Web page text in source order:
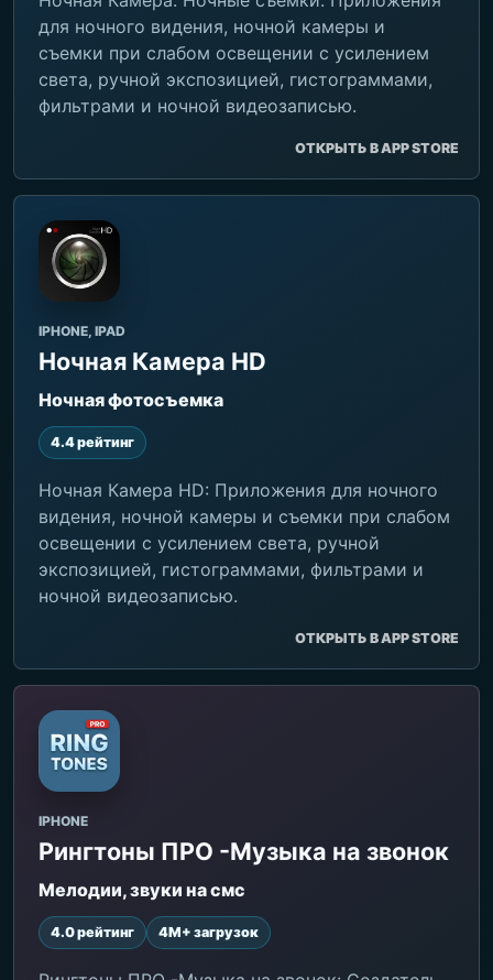
для ночного видения, ночной камеры и
съемки при слабом освещении с усилением
света, ручной экспозицией, гистограммами,
фильтрами и ночной видеозаписью.
ОТКРЫТЬ В APP STORE
IPHONE, IPAD
Ночная Камера HD
Ночная фотосъемка
4.4 рейтинг
Ночная Камера HD: Приложения для ночного
видения, ночной камеры и съемки при слабом
освещении с усилением света, ручной
экспозицией, гистограммами, фильтрами и
ночной видеозаписью.
ОТКРЫТЬ В APP STORE
IPHONE
Рингтоны ПРО -Музыка на звонок
Мелодии, звуки на смс
4.0 рейтинг 4M+ загрузок